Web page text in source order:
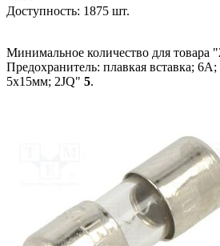
Доступность: 1875 шт.
Минимальное количество для товара
Предохранитель: плавкая вставка;
5x15мм; 2JQ" 5.